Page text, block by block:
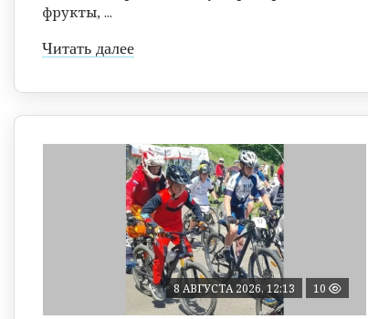
фрукты, ...
Читать далее
8 АВГУСТА 2026, 12:13 10